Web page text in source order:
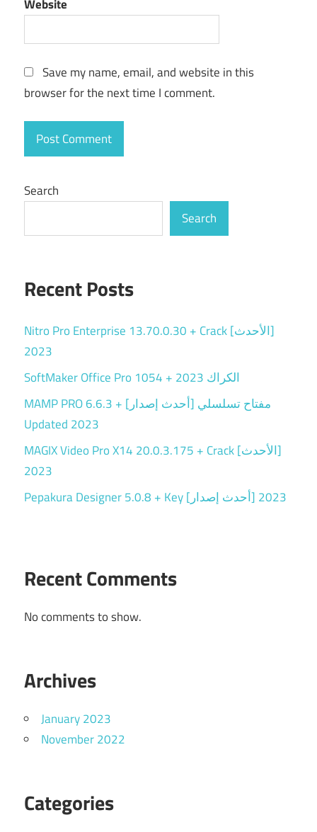
Website
Save my name, email, and website in this
browser for the next time I comment.
Search
Search
Recent Posts
Nitro Pro Enterprise 13.70.0.30 + Crack [الأحدث]
2023
SoftMaker Office Pro 1054 + الكراك 2023
MAMP PRO 6.6.3 + مفتاح تسلسلي [أحدث إصدار]
Updated 2023
MAGIX Video Pro X14 20.0.3.175 + Crack [الأحدث]
2023
Pepakura Designer 5.0.8 + Key [أحدث إصدار] 2023
Recent Comments
No comments to show.
Archives
January 2023
November 2022
Categories